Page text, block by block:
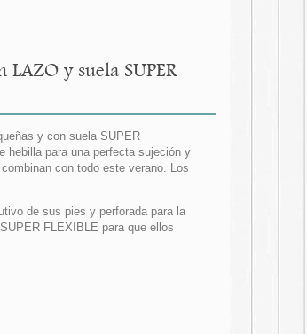
y suela SUPER
y con suela SUPER
hebilla para una perfecta sujeción y
con todo este verano. Los
de sus pies y perforada para la
FLEXIBLE para que ellos